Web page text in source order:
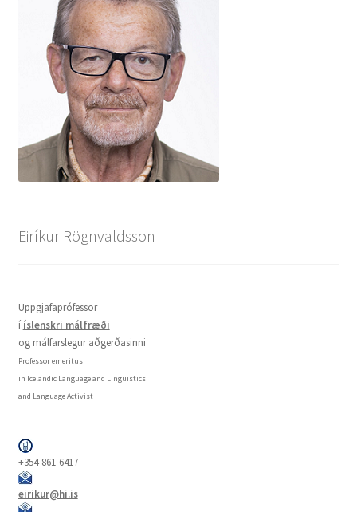
Eiríkur Rögnvaldsson
Uppgjafaprófessor
í íslenskri málfræði
og málfarslegur aðgerðasinni
Professor emeritus
in Icelandic Language and Linguistics
and Language Activist
+354-861-6417
eirikur@hi.is